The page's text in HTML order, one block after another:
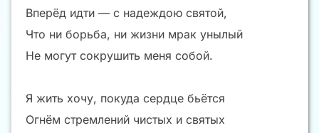
Вперёд идти — с надеждою святой,
Что ни борьба, ни жизни мрак унылый
Не могут сокрушить меня собой.
Я жить хочу, покуда сердце бьётся
Огнём стремлений чистых и святых